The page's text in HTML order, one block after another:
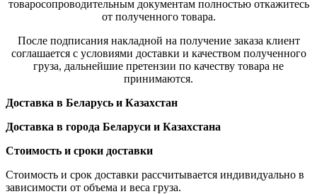
товаросопроводительным документам полностью откажитесь
от полученного товара.
После подписания накладной на получение заказа клиент
соглашается с условиями доставки и качеством полученного
груза, дальнейшие претензии по качеству товара не
принимаются.
Доставка в Беларусь и Казахстан
Доставка в города Беларуси и Казахстана
Стоимость и сроки доставки
Стоимость и срок доставки рассчитывается индивидуально в
зависимости от объема и веса груза.